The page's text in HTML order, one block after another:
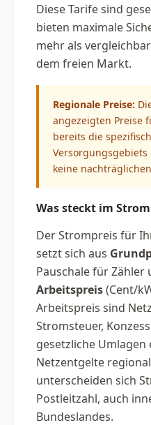
Diese Tarife sind
bieten maximale
mehr als
dem freien Markt.
Regionale Preise:
angezeigten Preise
bereits die
Versorgungsgebiets
keine
Was steckt im
Der Strompreis für
setzt sich aus
Pauschale für
Arbeitspreis(Cent/
Arbeitspreis sind
Stromsteuer,
gesetzliche Umlagen
Netzentgelte
unterscheiden sich
Postleitzahl, auch
Bundeslandes.